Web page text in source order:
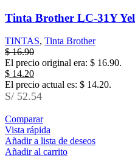
Tinta Brother LC-31Y
TINTAS, Tinta Brother
$16.90
El precio original era: $ 16.90.
$ 14.20
El precio actual es: $ 14.20.
S/ 52.54
Comparar
Vista rápida
Añadir a lista de deseos
Añadir al carrito